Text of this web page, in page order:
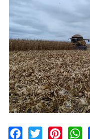
Facebook
Twitter